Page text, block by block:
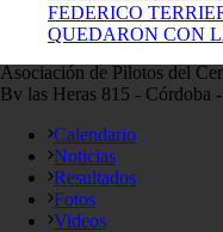
FEDERICO
QUEDARON CON
Asociación de Pilotos del
Bv las Heras 815 - Córdoba
Calendario
Noticias
Resultados
Fotos
Videos